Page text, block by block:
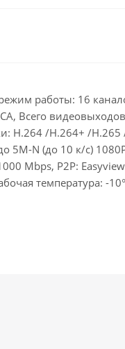
работы: 16
Всего
H.264 /Н.264+ /
5М-N (до 10 к/с)
Mbps, P2P:
температура: -